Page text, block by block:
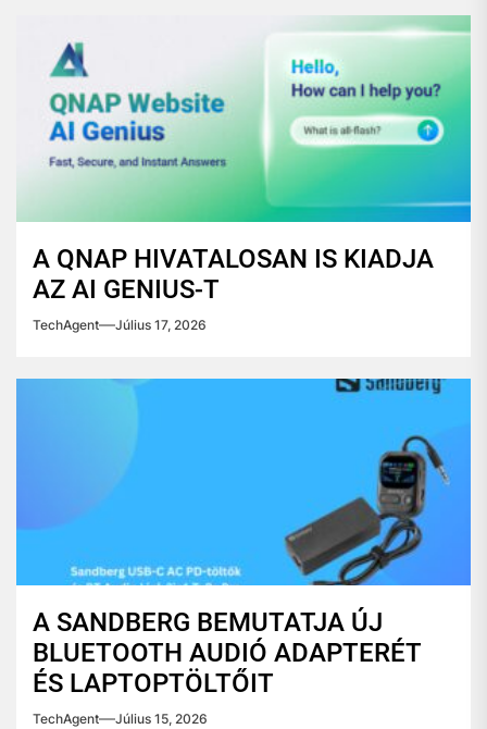
A QNAP HIVATALOSAN IS KIADJA
AZ AI GENIUS-T
TechAgent Július 17, 2026
A SANDBERG BEMUTATJA ÚJ
BLUETOOTH AUDIÓ ADAPTERÉT
ÉS LAPTOPTÖLTŐIT
TechAgent Július 15, 2026